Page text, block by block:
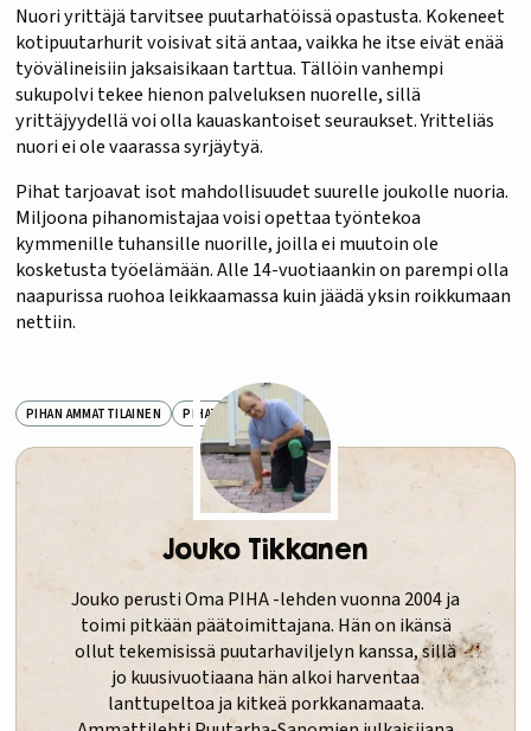
Nuori yrittäjä tarvitsee puutarhatöissä opastusta. Kokeneet
kotipuutarhurit voisivat sitä antaa, vaikka he itse eivät enää
työvälineisiin jaksaisikaan tarttua. Tällöin vanhempi
sukupolvi tekee hienon palveluksen nuorelle, sillä
yrittäjyydellä voi olla kauaskantoiset seuraukset. Yritteliäs
nuori ei ole vaarassa syrjäytyä.
Pihat tarjoavat isot mahdollisuudet suurelle joukolle nuoria.
Miljoona pihanomistajaa voisi opettaa työntekoa
kymmenille tuhansille nuorille, joilla ei muutoin ole
kosketusta työelämään. Alle 14-vuotiaankin on parempi olla
naapurissa ruohoa leikkaamassa kuin jäädä yksin roikkumaan
nettiin.
PIHAN AMMATTILAINEN PIHATARINAT
Jouko Tikkanen
Jouko perusti Oma PIHA -lehden vuonna 2004 ja
toimi pitkään päätoimittajana. Hän on ikänsä
ollut tekemisissä puutarhaviljelyn kanssa, sillä
jo kuusivuotiaana hän alkoi harventaa
lanttupeltoa ja kitkeä porkkanamaata.